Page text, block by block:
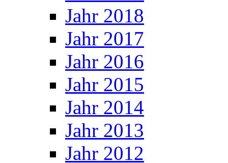
Jahr 2018
Jahr 2017
Jahr 2016
Jahr 2015
Jahr 2014
Jahr 2013
Jahr 2012